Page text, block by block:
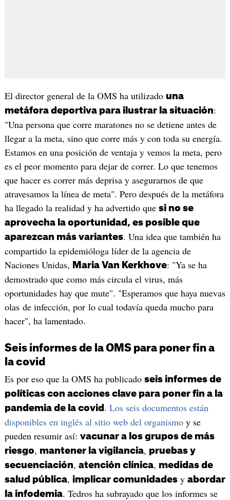
El director general de la OMS ha utilizado una
metáfora deportiva para ilustrar la situación:
"Una persona que corre maratones no se detiene antes de
llegar a la meta, sino que corre más y con toda su energía.
Estamos en una posición de ventaja y vemos la meta, pero
es el peor momento para dejar de correr. Lo que tenemos
que hacer es correr más deprisa y asegurarnos de que
atravesamos la línea de meta". Pero después de la metáfora
ha llegado la realidad y ha advertido que si no se
aprovecha la oportunidad, es posible que
aparezcan más variantes. Una idea que también ha
compartido la epidemióloga líder de la agencia de
Naciones Unidas, Maria Van Kerkhove: "Ya se ha
demostrado que como más circula el virus, más
oportunidades hay que mute". "Esperamos que haya nuevas
olas de infección, por lo cual todavía queda mucho para
hacer", ha lamentado.
Seis informes de la OMS para poner fin a
la covid
Es por eso que la OMS ha publicado seis informes de
políticas con acciones clave para poner fin a la
pandemia de la covid . Los seis documentos están
disponibles en inglés al sitio web del organismoy se
pueden resumir así: vacunar a los grupos de más
riesgo, mantener la vigilancia, pruebas y
secuenciación, atención clínica, medidas de
salud pública, implicar comunidadesy abordar
la infodemia. Tedros ha subrayado que los informes se